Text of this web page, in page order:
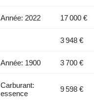
Année: 2022 17 000 €
3 948 €
Année: 1900 3 700 €
Carburant:
essence
9 598 €